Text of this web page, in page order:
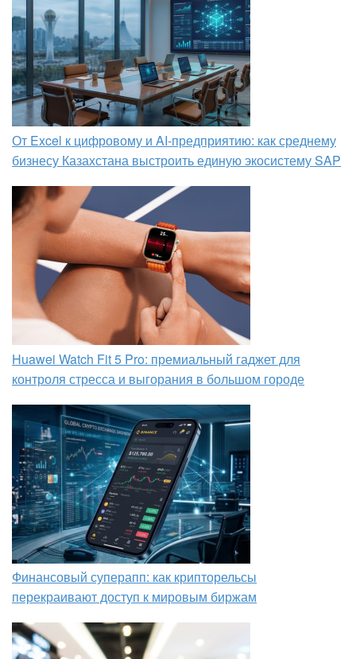
От Excel к цифровому и AI‑предприятию: как среднему
бизнесу Казахстана выстроить единую экосистему SAP
Huawei Watch Fit 5 Pro: премиальный гаджет для
контроля стресса и выгорания в большом городе
Финансовый суперапп: как крипторельсы
перекраивают доступ к мировым биржам